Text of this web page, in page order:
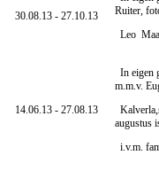
30.08.13 - 27.10.13
Ruiter,
Leo
14.06.13 - 27.08.13
In eigen
m.m.v.
augustus
i.v.m.